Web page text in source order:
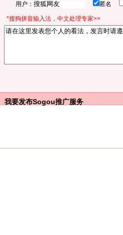
用户： 匿名
*搜狗拼音输入法，中文处理专家>>
我要发布Sogou推广服务